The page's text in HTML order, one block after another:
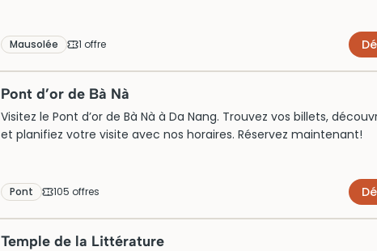
Mausolée 1 offre
Pont d’or de Bà Nà
Visitez le Pont d’or de Bà Nà à Da Nang. Trouvez vos billets,
et planifiez votre visite avec nos horaires. Réservez maintenant!
Pont 105 offres
Temple de la Littérature